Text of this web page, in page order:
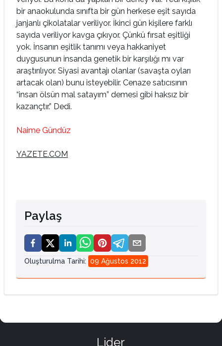
bir anaokulunda sınıfta bir gün herkese eşit sayıda
janjanlı çikolatalar veriliyor. İkinci gün kişilere farklı
sayıda veriliyor kavga çıkıyor. Çünkü fırsat eşitliği
yok. İnsanın eşitlik tanımı veya hakkaniyet
duygusunun insanda genetik bir karşılığı mı var
araştırılıyor. Siyasi avantajı olanlar (savaşta oyları
artacak olan) bunu isteyebilir. Cenaze satıcısının
“insan ölsün mal satayım” demesi gibi haksız bir
kazançtır.” Dedi.
Naime Gündüz
YAZETE.COM
Paylaş
Oluşturulma Tarihi: 09 Ağustos 2012
Lider